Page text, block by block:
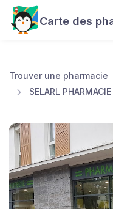
Carte des
Trouver une pharmacie
SELARL